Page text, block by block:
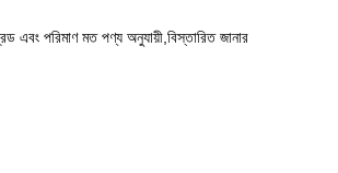
এবং পরিমাণ মত পণ্য অনুযায়ী,বিস্তারিত জানার